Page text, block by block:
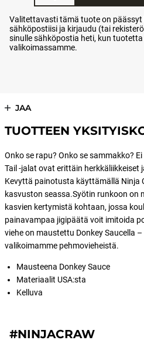
Valitettavasti tämä tuote on
sähköpostiisi ja kirjaudu (tai
sinulle sähköpostia heti, kun
valikoimassamme.
JAA
TUOTTEEN
Onko se rapu? Onko se sammakko?
Tail -jalat ovat erittäin
Kevyttä painotusta käyttämällä Ninja
kasvuston seassa.Syötin runkoon on
kasvien kertymistä kohtaan, jossa
painavampaa jigipäätä voit imitoida
viehe on maustettu Donkey Saucella
valikoimamme pehmovieheistä.
Mausteena Donkey Sauce
Materiaalit USA:sta
Kelluva
#NINJACRAW